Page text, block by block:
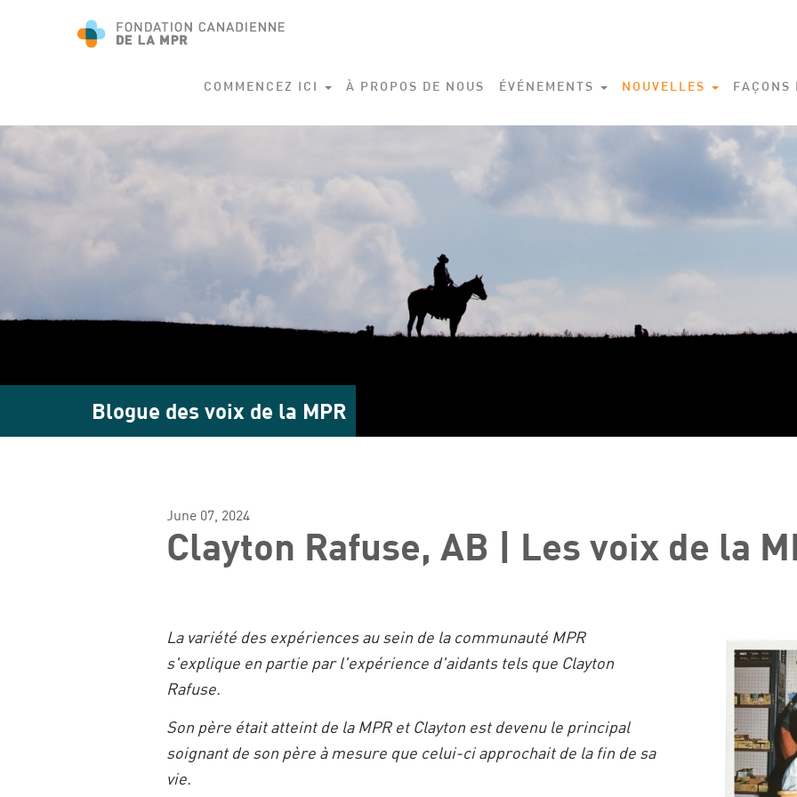
COMMENCEZ ICI À PROPOS DE NOUS ÉVÉNEMENTS NOUVELLES FAÇONS
Blogue des voix de la MPR
June 07, 2024
Clayton Rafuse, AB | Les voix de la
La variété des expériences au sein de la communauté MPR
s'explique en partie par l'expérience d'aidants tels que Clayton
Rafuse.
Son père était atteint de la MPR et Clayton est devenu le principal
soignant de son père à mesure que celui-ci approchait de la fin de sa
vie.